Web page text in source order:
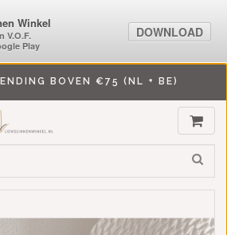
BOVEN €75 (NL + BE)
V.O.F.
Play
DOWNLOAD
Winkel
V.O.F.
Play
DOWNLOAD